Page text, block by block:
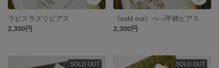
ラピスラズリピアス
2,300円
《sold out》べっ甲柄ピアス
2,300円
SOLD OUT SOLD OUT